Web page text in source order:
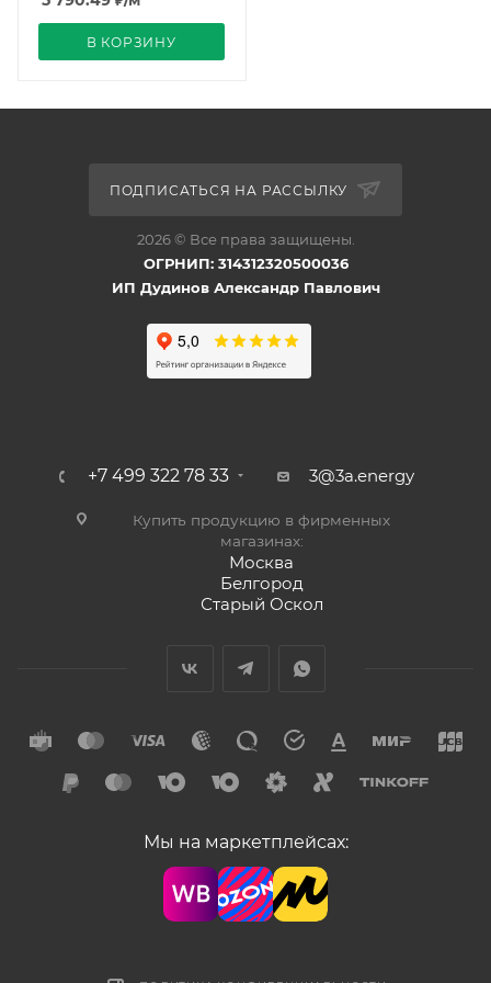
В КОРЗИНУ
ПОДПИСАТЬСЯ НА РАССЫЛКУ
2026 © Все права защищены.
ОГРНИП: 314312320500036
ИП Дудинов Александр Павлович
+7 499 322 78 33 3@3a.energy
Купить продукцию в фирменных
магазинах:
Москва
Белгород
Старый Оскол
Мы на маркетплейсах: